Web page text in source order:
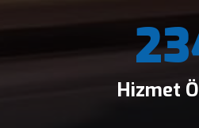
Hizmet